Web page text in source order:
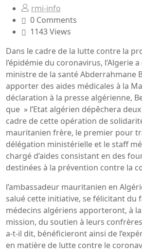
rmi-info
0 Comments
1143 Views
Dans le cadre de la lutte contre la
l’épidémie du coronavirus, l’Algerie
ministre de la santé Abderrahmane
apporter des aides médicales à la
déclaration à la presse algérienne,
que » l’Etat algérien dépêchera
cadre de cette opération de
mauritanien frère, le premier pour
délégation ministérielle et le staff
chargé d’aides consistant en des
destinées à la prévention contre la
l’ambassadeur mauritanien en
salué cette initiative, se félicitant du
médecins algériens apporteront, à
mission, du soutien à leurs
a-t-il dit, bénéficieront ainsi de
en matière de lutte contre le